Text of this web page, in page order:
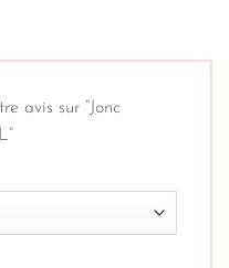
avis sur “Jonc